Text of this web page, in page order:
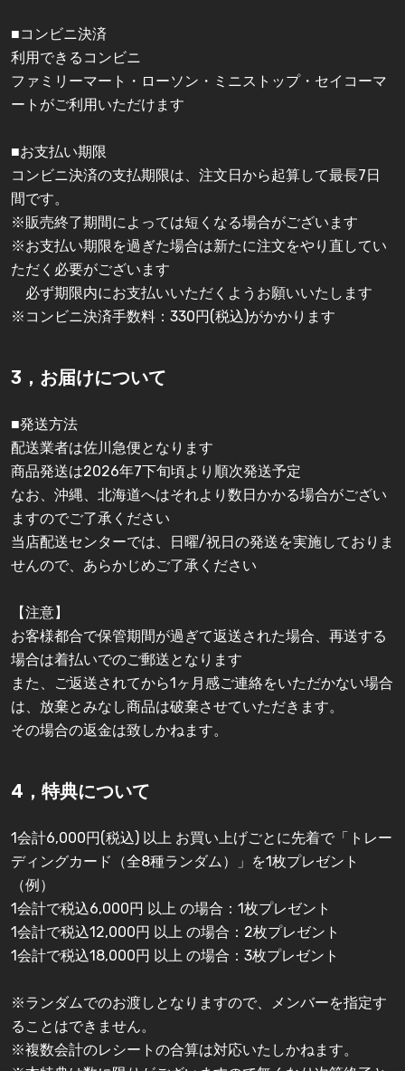
■コンビニ決済
利用できるコンビニ
ファミリーマート・ローソン・ミニストップ・セイコーマ
ートがご利用いただけます
■お支払い期限
コンビニ決済の支払期限は、注文日から起算して最長7日
間です。
※販売終了期間によっては短くなる場合がございます
※お支払い期限を過ぎた場合は新たに注文をやり直してい
ただく必要がございます
必ず期限内にお支払いいただくようお願いいたします
※コンビニ決済手数料：330円(税込)がかかります
3，お届けについて
■発送方法
配送業者は佐川急便となります
商品発送は2026年7下旬頃より順次発送予定
なお、沖縄、北海道へはそれより数日かかる場合がござい
ますのでご了承ください
当店配送センターでは、日曜/祝日の発送を実施しておりま
せんので、あらかじめご了承ください
【注意】
お客様都合で保管期間が過ぎて返送された場合、再送する
場合は着払いでのご郵送となります
また、ご返送されてから1ヶ月感ご連絡をいただかない場合
は、放棄とみなし商品は破棄させていただきます。
その場合の返金は致しかねます。
4，特典について
1会計6,000円(税込) 以上 お買い上げごとに先着で「トレー
ディングカード（全8種ランダム）」を1枚プレゼント
（例）
1会計で税込6,000円 以上 の場合：1枚プレゼント
1会計で税込12,000円 以上 の場合：2枚プレゼント
1会計で税込18,000円 以上 の場合：3枚プレゼント
※ランダムでのお渡しとなりますので、メンバーを指定す
ることはできません。
※複数会計のレシートの合算は対応いたしかねます。